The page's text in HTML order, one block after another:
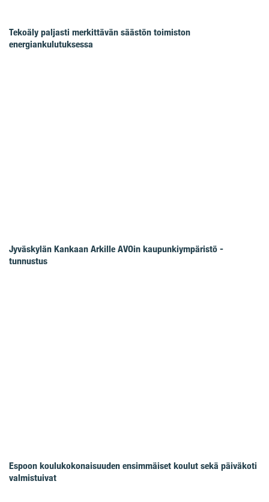
Tekoäly paljasti merkittävän säästön toimiston
energiankulutuksessa
Jyväskylän Kankaan Arkille AVOin kaupunkiympäristö -
tunnustus
Espoon koulukokonaisuuden ensimmäiset koulut sekä päiväkoti
valmistuivat